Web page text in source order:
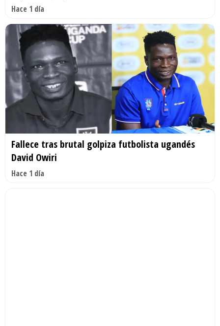
Hace 1 día
Fallece tras brutal golpiza futbolista ugandés
David Owiri
Hace 1 día